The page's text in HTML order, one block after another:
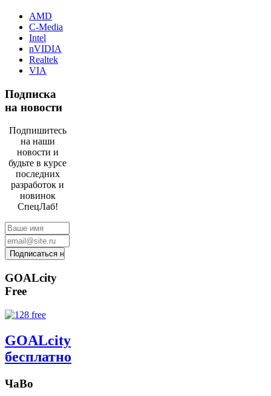
AMD
C-Media
Intel
nVIDIA
Realtek
VIA
Подписка
на новости
Подпишитесь
на наши
новости и
будьте в курсе
последних
разработок и
новинок
СпецЛаб!
GOALcity
Free
GOALcity
бесплатно
ЧаВо